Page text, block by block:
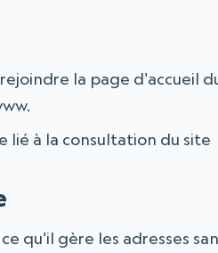
la page d'accueil
à la consultation du site
qu'il gère les adresses